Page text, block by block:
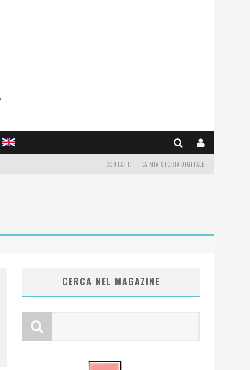
LA MIA STORIA DIGITALE
CONTATTI
CERCA NEL MAGAZINE